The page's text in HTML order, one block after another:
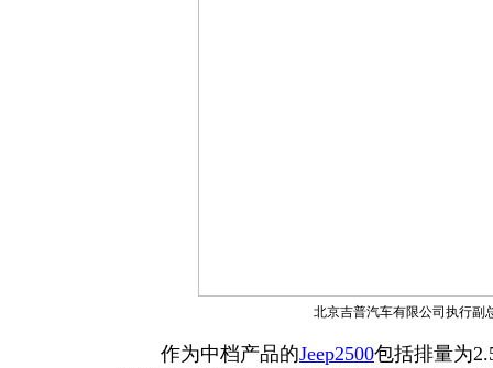
北京吉普汽车有限公司执行副
作为中档产品的Jeep2500包括排量为